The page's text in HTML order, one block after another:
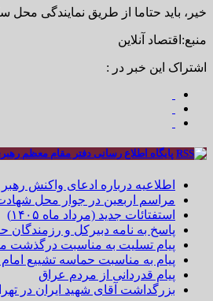
خیر، باید حتاما از طریق نمایندگی محل
منبع:اقتصاد آنلاین
اشتراک این خبر در :
پایگاه اطلاع رسانی دفتر مقام معظم
اطلاعیه درباره ادعای واکنش
مراسم اربعین در جوار محل
استفتائات جدید (مرداد ماه ۱۴۰۵)
پاسخ به نامه دبیرکل و رزمندگان
پیام تسلیت به مناسبت درگذشت
پیام به مناسبت حماسه تشییع
پیام قدردانی از مردم عراق
بزرگداشت آقای شهید ایران در